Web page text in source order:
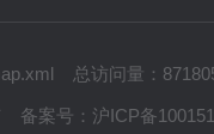
总访问量：
备案号： 沪ICP备